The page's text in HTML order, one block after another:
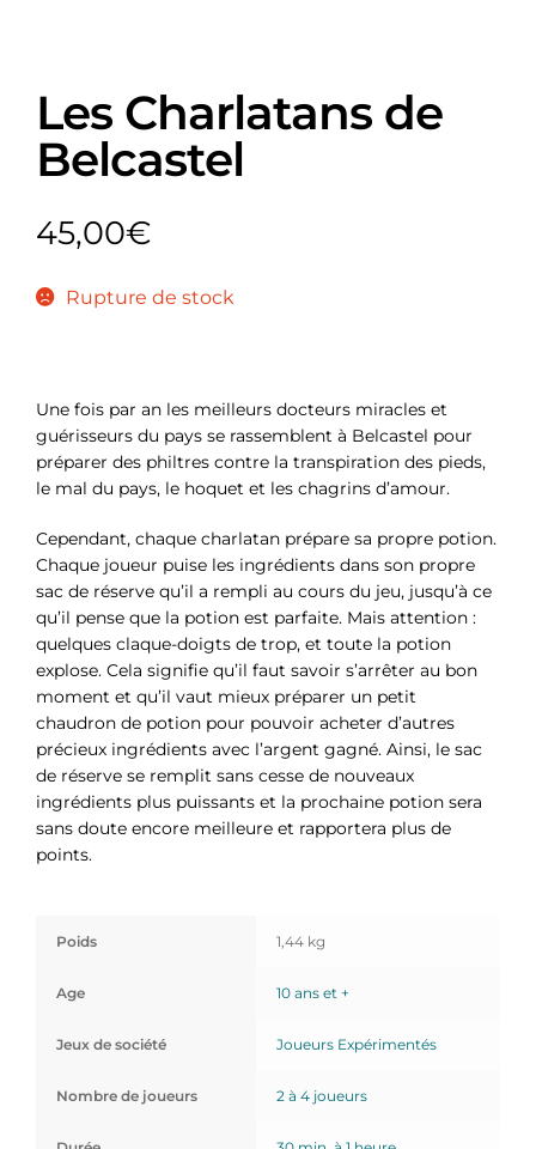
Les Charlatans de
Belcastel
45,00€
Rupture de stock
Une fois par an les meilleurs docteurs miracles et
guérisseurs du pays se rassemblent à Belcastel pour
préparer des philtres contre la transpiration des pieds,
le mal du pays, le hoquet et les chagrins d’amour.
Cependant, chaque charlatan prépare sa propre potion.
Chaque joueur puise les ingrédients dans son propre
sac de réserve qu’il a rempli au cours du jeu, jusqu’à ce
qu’il pense que la potion est parfaite. Mais attention :
quelques claque-doigts de trop, et toute la potion
explose. Cela signifie qu’il faut savoir s’arrêter au bon
moment et qu’il vaut mieux préparer un petit
chaudron de potion pour pouvoir acheter d’autres
précieux ingrédients avec l’argent gagné. Ainsi, le sac
de réserve se remplit sans cesse de nouveaux
ingrédients plus puissants et la prochaine potion sera
sans doute encore meilleure et rapportera plus de
points.
Poids 1,44 kg
Age 10 ans et +
Jeux de société Joueurs Expérimentés
Nombre de joueurs 2 à 4 joueurs